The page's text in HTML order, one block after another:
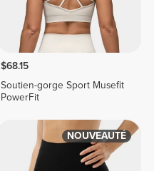
$68.15
Soutien-gorge Sport Musefit
PowerFit
NOUVEAUTÉ